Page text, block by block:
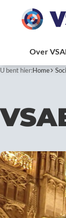
U bent hier:Home